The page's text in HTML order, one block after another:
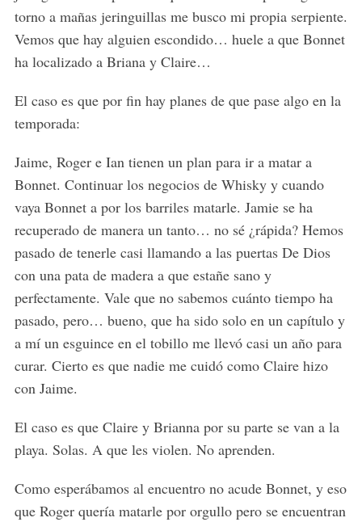
torno a mañas jeringuillas me busco mi propia serpiente.
Vemos que hay alguien escondido… huele a que Bonnet
ha localizado a Briana y Claire…
El caso es que por fin hay planes de que pase algo en la
temporada:
Jaime, Roger e Ian tienen un plan para ir a matar a
Bonnet. Continuar los negocios de Whisky y cuando
vaya Bonnet a por los barriles matarle. Jamie se ha
recuperado de manera un tanto… no sé ¿rápida? Hemos
pasado de tenerle casi llamando a las puertas De Dios
con una pata de madera a que estañe sano y
perfectamente. Vale que no sabemos cuánto tiempo ha
pasado, pero… bueno, que ha sido solo en un capítulo y
a mí un esguince en el tobillo me llevó casi un año para
curar. Cierto es que nadie me cuidó como Claire hizo
con Jaime.
El caso es que Claire y Brianna por su parte se van a la
playa. Solas. A que les violen. No aprenden.
Como esperábamos al encuentro no acude Bonnet, y eso
que Roger quería matarle por orgullo pero se encuentran